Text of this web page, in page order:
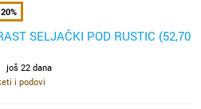
SELJAČKI POD RUSTIC (52,70
još 22 dana
i podovi